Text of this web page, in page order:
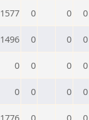
1577 0 0 0
1496 0 0 0
0 0 0 0
0 0 0 0
1776 0 0 0